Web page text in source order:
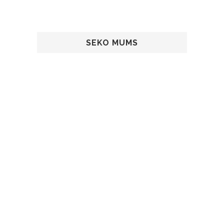
SEKO MUMS